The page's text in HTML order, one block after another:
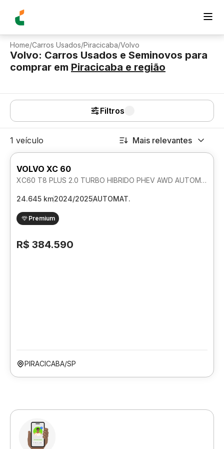
Home/Carros Usados/Piracicaba/Volvo
Volvo: Carros Usados e Seminovos para
comprar em Piracicaba e região
Filtros
1 veículo Mais relevantes
VOLVO XC 60
XC60 T8 PLUS 2.0 TURBO HIBRIDO PHEV AWD AUTOMATICO
24.645 km2024/2025AUTOMAT.
Premium
R$ 384.590
PIRACICABA/SP